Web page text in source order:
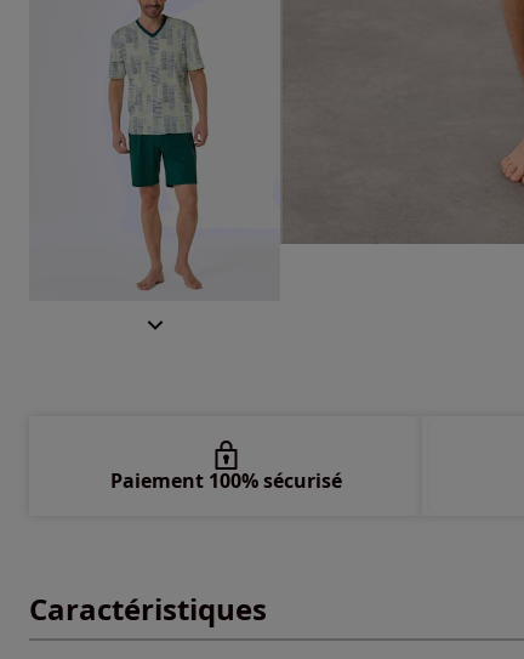
Caractéristiques
Paiement 100% sécurisé